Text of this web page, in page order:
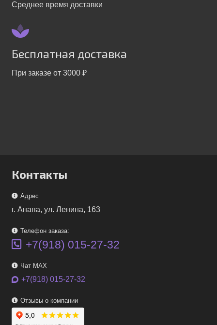
Среднее время доставки
Бесплатная доставка
При заказе от 3000 ₽
Контакты
Адрес
г. Анапа, ул. Ленина, 163
Телефон заказа:
+7(918) 015-27-32
Чат MAX
+7(918) 015-27-32
Отзывы о компании